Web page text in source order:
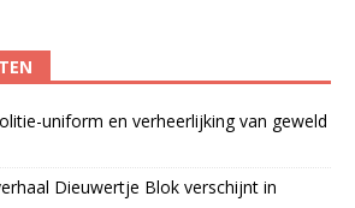
uniform en verheerlijking van geweld
Dieuwertje Blok verschijnt in